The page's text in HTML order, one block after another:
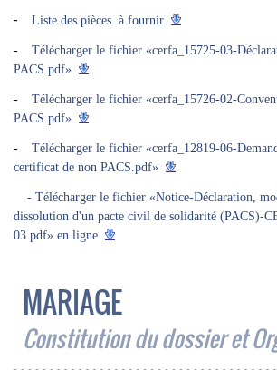
- Liste des pièces à fournir
-
Télécharger le fichier «cerfa_15725-03-
PACS.pdf»
-
Télécharger le fichier «cerfa_15726-02-
PACS.pdf»
-
Télécharger le fichier «cerfa_12819-06-
certificat de non PACS.pdf»
- Télécharger le fichier «Notice-Déclaration,
dissolution d'un pacte civil de solidarité (PACS)-
03.pdf» en ligne
MARIAGE
Constitution du dossier et